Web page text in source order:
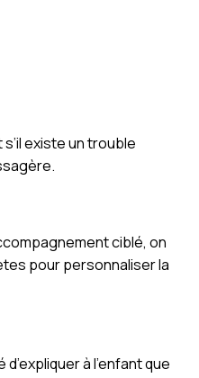
existe un trouble
ciblé, on
pour personnaliser la
à l’enfant que